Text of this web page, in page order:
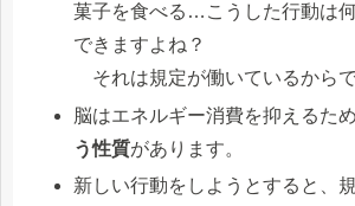
菓子を食べる…こうした行動は
できますよね？
それは規定が働いているからで
脳はエネルギー消費を抑えるた
う性質があります。
新しい行動をしようとすると、